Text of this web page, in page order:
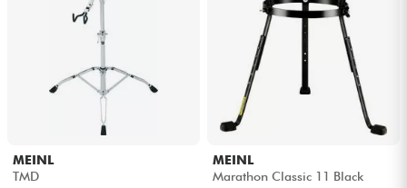
MEINL
TMD
MEINL
Marathon Classic 11 Black